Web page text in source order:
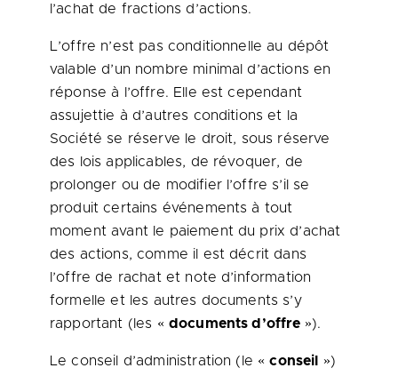
l’achat de fractions d’actions.
L’offre n’est pas conditionnelle au dépôt
valable d’un nombre minimal d’actions en
réponse à l’offre. Elle est cependant
assujettie à d’autres conditions et la
Société se réserve le droit, sous réserve
des lois applicables, de révoquer, de
prolonger ou de modifier l’offre s’il se
produit certains événements à tout
moment avant le paiement du prix d’achat
des actions, comme il est décrit dans
l’offre de rachat et note d’information
formelle et les autres documents s’y
rapportant (les « documents d’offre »).
Le conseil d’administration (le «conseil
»)